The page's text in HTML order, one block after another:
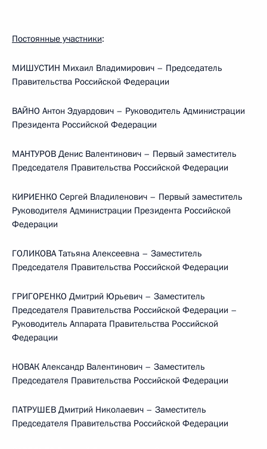
Постоянные участники:
МИШУСТИН Михаил Владимирович – Председатель
Правительства Российской Федерации
ВАЙНО Антон Эдуардович – Руководитель Администрации
Президента Российской Федерации
МАНТУРОВ Денис Валентинович – Первый заместитель
Председателя Правительства Российской Федерации
КИРИЕНКО Сергей Владиленович – Первый заместитель
Руководителя Администрации Президента Российской
Федерации
ГОЛИКОВА Татьяна Алексеевна – Заместитель
Председателя Правительства Российской Федерации
ГРИГОРЕНКО Дмитрий Юрьевич – Заместитель
Председателя Правительства Российской Федерации –
Руководитель Аппарата Правительства Российской
Федерации
НОВАК Александр Валентинович – Заместитель
Председателя Правительства Российской Федерации
ПАТРУШЕВ Дмитрий Николаевич – Заместитель
Председателя Правительства Российской Федерации